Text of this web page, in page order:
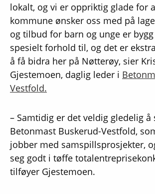
lokalt, og vi er oppriktig glade for
kommune ønsker oss med på
og tilbud for barn og unge er
spesielt forhold til, og det er
å få bidra her på Nøtterøy, sier
Gjestemoen, daglig leder i
Vestfold.
– Samtidig er det veldig gledelig å
Betonmast Buskerud-Vestfold,
jobber med samspillsprosjekter,
seg godt i tøffe
tilføyer Gjestemoen.